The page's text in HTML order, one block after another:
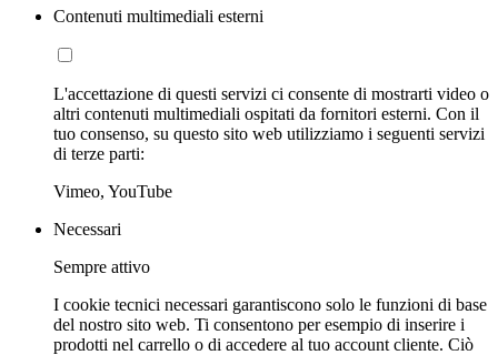
Contenuti multimediali esterni
L'accettazione di questi servizi ci consente di mostrarti video o
altri contenuti multimediali ospitati da fornitori esterni. Con il
tuo consenso, su questo sito web utilizziamo i seguenti servizi
di terze parti:
Vimeo, YouTube
Necessari
Sempre attivo
I cookie tecnici necessari garantiscono solo le funzioni di base
del nostro sito web. Ti consentono per esempio di inserire i
prodotti nel carrello o di accedere al tuo account cliente. Ciò